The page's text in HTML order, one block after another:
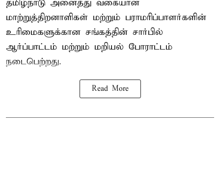
தமிழ்நாடு அனைத்து வகையான
மாற்றுத்திறனாளிகள் மற்றும் பராமரிப்பாளர்களின்
உரிமைகளுக்கான சங்கத்தின் சார்பில்
ஆர்ப்பாட்டம் மற்றும் மறியல் போராட்டம்
நடைபெற்றது.
Read More